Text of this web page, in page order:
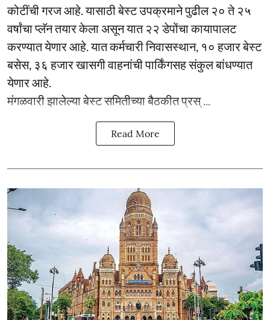
कोटींची गरज आहे. यासाठी बेस्ट उपक्रमाने पुढील २० ते २५
वर्षांचा प्लॅन तयार केला असून यात २२ डेपोंचा कायापालट
करण्यात येणार आहे. यात कर्मचारी निवासस्थान, १० हजार बेस्ट
बसेस, ३६ हजार खासगी वाहनांची पार्किंगसह संकुल बांधण्यात
येणार आहे.
मंगळवारी झालेल्या बेस्ट समितीच्या बैठकीत प्रस् ...
Read More